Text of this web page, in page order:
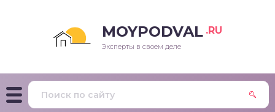
MOYPODVAL .RU
Эксперты в своем деле